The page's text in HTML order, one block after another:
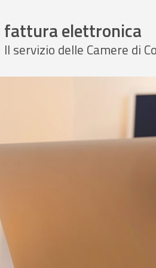
fattura elettronica
Il servizio delle Camere di